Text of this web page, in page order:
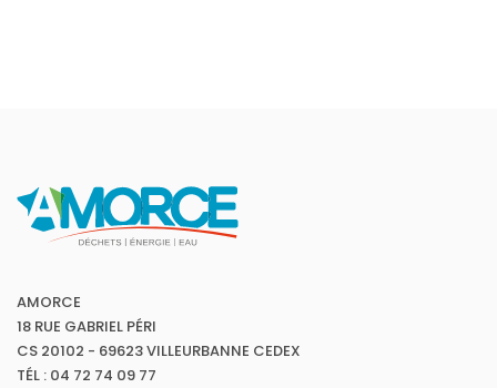
AMORCE
18 RUE GABRIEL PÉRI
CS 20102 - 69623 VILLEURBANNE CEDEX
TÉL : 04 72 74 09 77